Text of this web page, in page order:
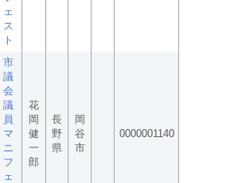
ェ
ス
ト
市
議
会
議
員
マ
ニ
フ
ェ
花
岡
健
一
郎
長
野
県
岡
谷
市
0000001140